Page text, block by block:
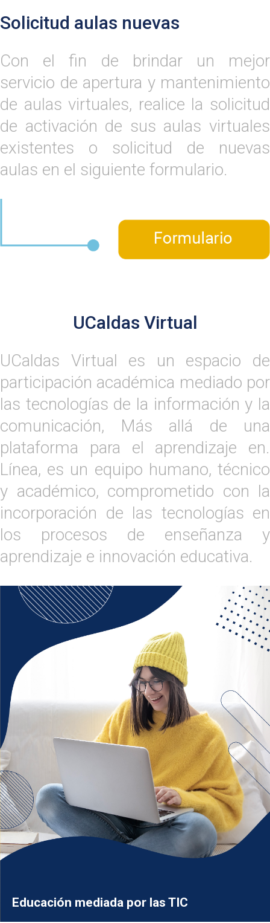
Solicitud aulas nuevas
Con el fin de brindar un mejor
servicio de apertura y mantenimiento
de aulas virtuales, realice la solicitud
de activación de sus aulas virtuales
existentes o solicitud de nuevas
aulas en el siguiente formulario.
UCaldas Virtual
UCaldas Virtual es un espacio de
participación académica mediado por
las tecnologías de la información y la
comunicación, Más allá de una
plataforma para el aprendizaje en.
Línea, es un equipo humano, técnico
y académico, comprometido con la
incorporación de las tecnologías en
los procesos de enseñanza y
aprendizaje e innovación educativa.
Educación mediada por las TIC